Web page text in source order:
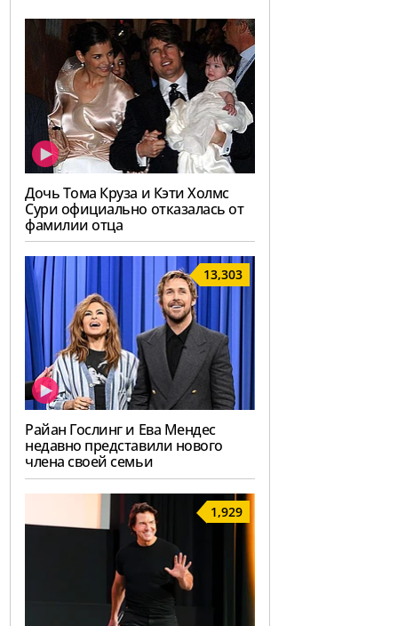
Дочь Тома Круза и Кэти Холмс
Сури официально отказалась от
фамилии отца
13,303
Райан Гослинг и Ева Мендес
недавно представили нового
члена своей семьи
1,929